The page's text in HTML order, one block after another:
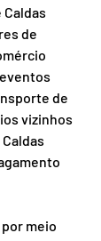
de
de
vizinhos
meio